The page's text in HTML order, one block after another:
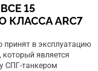
15
КЛАССА ARC7
в эксплуатацию
который является
СПГ-танкером